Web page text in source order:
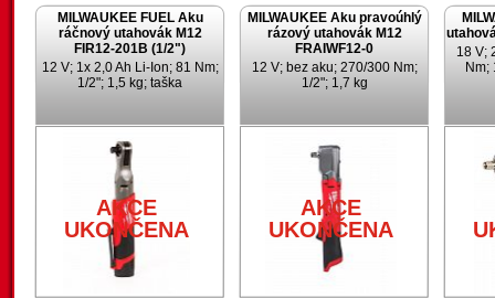
MILWAUKEE FUEL Aku
ráčnový utahovák M12
FIR12-201B (1/2")
12 V; 1x 2,0 Ah Li-Ion; 81 Nm;
1/2"; 1,5 kg; taška
AKCE
UKONČENA
MILWAUKEE Aku pravoúhlý
rázový utahovák M12
FRAIWF12-0
12 V; bez aku; 270/300 Nm;
1/2"; 1,7 kg
AKCE
UKONČENA
18 V;
Nm;